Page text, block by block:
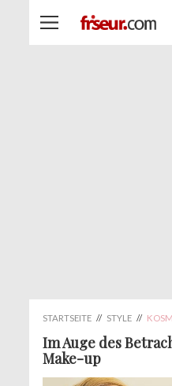
STARTSEITE // STYLE //
Im Auge des
Make-up